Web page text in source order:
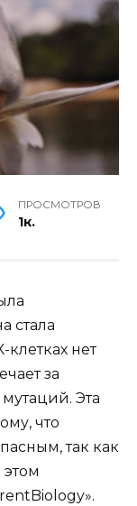
ПРОСМОТРОВ
1к.
стала
нет
за
Эта
что
так как